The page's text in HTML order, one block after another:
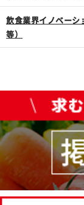
飲食業界イノベー
等）